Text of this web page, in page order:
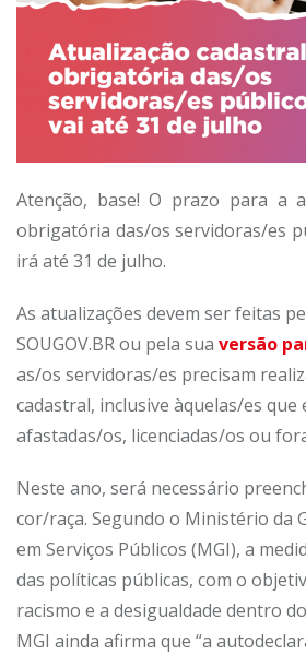
Atenção, base! O prazo para a
obrigatória das/os servidoras/es
irá até 31 de julho.
As atualizações devem ser feitas
SOUGOV.BR ou pela sua versão
as/os servidoras/es precisam
cadastral, inclusive àquelas/es que
afastadas/os, licenciadas/os ou
Neste ano, será necessário
cor/raça. Segundo o Ministério da
em Serviços Públicos (MGI), a
das políticas públicas, com o
racismo e a desigualdade dentro
MGI ainda afirma que “a